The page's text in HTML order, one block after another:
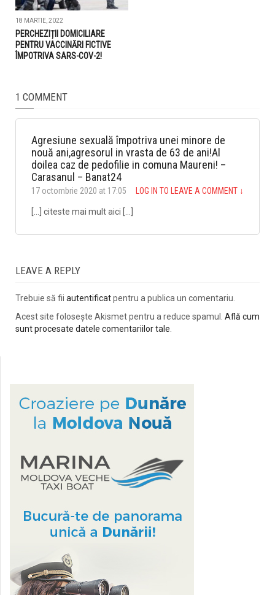
18 MARTIE, 2022
PERCHEZIȚII DOMICILIARE
PENTRU VACCINĂRI FICTIVE
ÎMPOTRIVA SARS-COV-2!
1 COMMENT
Agresiune sexuală împotriva unei minore de
nouă ani,agresorul in vrasta de 63 de ani!Al
doilea caz de pedofilie in comuna Maureni! –
Carasanul – Banat24
17 octombrie 2020 at 17:05 LOG IN TO LEAVE A COMMENT ↓
[…] citeste mai mult aici […]
LEAVE A REPLY
Trebuie să fii autentificatpentru a publica un comentariu.
Acest site folosește Akismet pentru a reduce spamul. Află cum
sunt procesate datele comentariilor tale